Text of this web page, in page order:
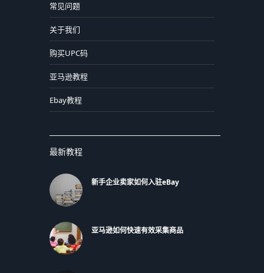
常见问题
关于我们
购买UPC码
亚马逊教程
Ebay教程
最新教程
新手企业卖家如何入驻eBay
亚马逊如何快速有效采集商品